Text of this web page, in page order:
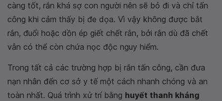
càng tốt, rắn khá sợ con người nên sẽ bỏ đi và chỉ tấn
công khi cảm thấy bị đe dọa. Vì vậy không được bắt
rắn, đuổi hoặc dồn ép giết chết rắn, bởi rắn dù đã chết
vẫn có thể còn chứa nọc độc nguy hiểm.
Trong tất cả các trường hợp bị rắn tấn công, cần đưa
nạn nhân đến cơ sở y tế một cách nhanh chóng và an
toàn nhất. Quá trình xử trí bằng huyết thanh kháng